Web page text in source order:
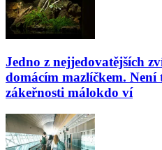
Jedno z nejjedovatějších
domácím mazlíčkem. Není
zákeřnosti málokdo ví